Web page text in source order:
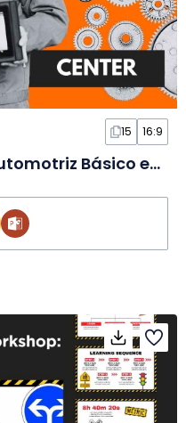
15 16:9
Centro de Formación Automotriz Básico en Diapositivas